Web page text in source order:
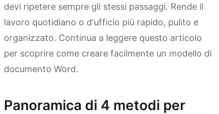
devi ripetere sempre gli stessi passaggi. Rende il
lavoro quotidiano o d'ufficio più rapido, pulito e
organizzato. Continua a leggere questo articolo
per scoprire come creare facilmente un modello di
documento Word.
Panoramica di 4 metodi per